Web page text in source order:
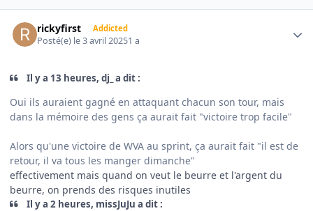
rickyfirst Addicted
Posté(e) le 3 avril 20251 a
Il y a 13 heures, dj_ a dit :
Oui ils auraient gagné en attaquant chacun son tour, mais
dans la mémoire des gens ça aurait fait "victoire trop facile"
Alors qu'une victoire de WVA au sprint, ça aurait fait "il est de
retour, il va tous les manger dimanche"
effectivement mais quand on veut le beurre et l'argent du
beurre, on prends des risques inutiles
Il y a 2 heures, missJuJu a dit :